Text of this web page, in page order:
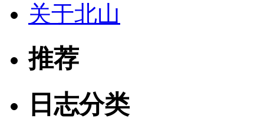
关于北山
推荐
日志分类